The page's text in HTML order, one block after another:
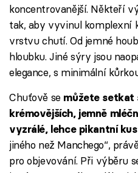
koncentrovanější. Někteří
tak, aby vyvinul komplexní
vrstvu chutí. Od jemné
hloubku. Jiné sýry jsou
elegance, s minimální
Chuťově se můžete setkat
krémovějších, jemně
vyzrálé, lehce pikantní
jiného než Manchego“,
pro objevování. Při výběru